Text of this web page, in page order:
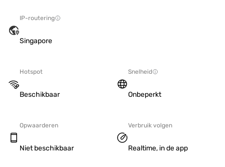
IP-routering
Singapore
Hotspot
Beschikbaar
Snelheid
Onbeperkt
Opwaarderen
Niet beschikbaar
Verbruik volgen
Realtime, in de app